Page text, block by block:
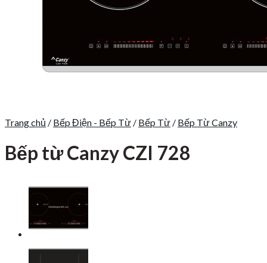
Trang chủ / Bếp Điện - Bếp Từ / Bếp Từ / Bếp Từ Canzy
Bếp từ Canzy CZI 728